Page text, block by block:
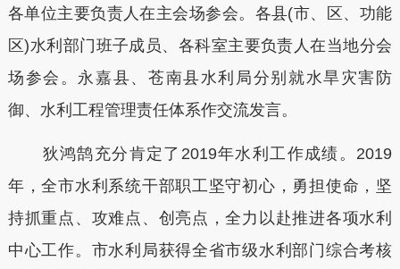
各单位主要负责人在主会场参会。各县(市、区、功能
区)水利部门班子成员、各科室主要负责人在当地分会
场参会。永嘉县、苍南县水利局分别就水旱灾害防
御、水利工程管理责任体系作交流发言。
狄鸿鹄充分肯定了2019年水利工作成绩。2019
年，全市水利系统干部职工坚守初心，勇担使命，坚
持抓重点、攻难点、创亮点，全力以赴推进各项水利
中心工作。市水利局获得全省市级水利部门综合考核